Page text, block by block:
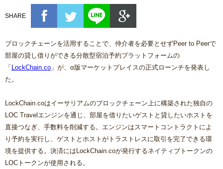
SHARE
ブロックチェーンを活用することで、仲介者を必要とせずPeer to Peerで
部屋の貸し借りができる分散型宿泊予約プラットフォームの
「LockChain.co 」が、α版マーケットプレイスの正式ローンチを発表し
た。
LockChain.coはイーサリアムのブロックチェーン上に構築された独自の
LOC Travelエンジンを通じ、部屋を借りたいゲストと貸したいホストを
直接つなぎ、手数料を削減する。エンジンはスマートコントラクトによ
り予約を実行し、ゲストとホストがトラストレスに取引を完了できる環
境を提供する。決済にはLockChain.coが発行するネイティブトークンの
LOCトークンが使用される。